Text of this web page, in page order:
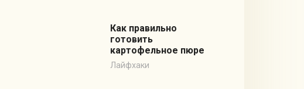
Как правильно
готовить
картофельное пюре
Лайфхаки